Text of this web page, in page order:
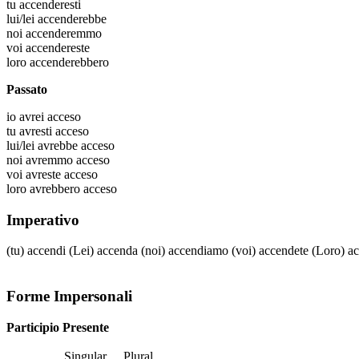
tu accenderesti
lui/lei accenderebbe
noi accenderemmo
voi accendereste
loro accenderebbero
Passato
io avrei acceso
tu avresti acceso
lui/lei avrebbe acceso
noi avremmo acceso
voi avreste acceso
loro avrebbero acceso
Imperativo
(tu) accendi (Lei) accenda (noi) accendiamo (voi) accendete (Loro)
Forme Impersonali
Participio Presente
Singular
Plural